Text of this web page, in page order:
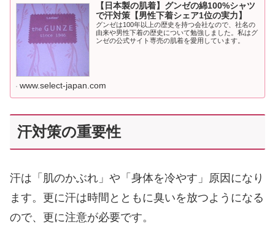
【日本製の肌着】グンゼの綿100%シャツ
で汗対策【男性下着シェア1位の実力】
グンゼは100年以上の歴史を持つ会社なので、社名の
由来や男性下着の歴史について勉強しました。私はグ
ンゼの公式サイト専売の肌着を愛用しています。
www.select-japan.com
汗対策の重要性
汗は「肌のかぶれ」や「身体を冷やす」原因になり
ます。更に汗は時間とともに臭いを放つようになる
ので、更に注意が必要です。